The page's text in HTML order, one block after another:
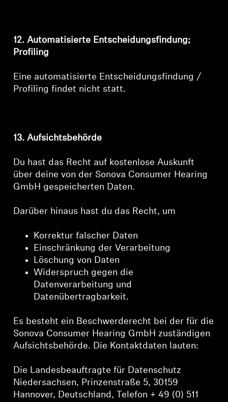
12. Automatisierte Entscheidungsfindung;
Profiling
Eine automatisierte Entscheidungsfindung /
Profiling findet nicht statt.
13. Aufsichtsbehörde
Du hast das Recht auf kostenlose Auskunft
über deine von der Sonova Consumer Hearing
GmbH gespeicherten Daten.
Darüber hinaus hast du das Recht, um
Korrektur falscher Daten
Einschränkung der Verarbeitung
Löschung von Daten
Widerspruch gegen die
Datenverarbeitung und
Datenübertragbarkeit.
Es besteht ein Beschwerderecht bei der für die
Sonova Consumer Hearing GmbH zuständigen
Aufsichtsbehörde. Die Kontaktdaten lauten:
Die Landesbeauftragte für Datenschutz
Niedersachsen, Prinzenstraße 5, 30159
Hannover, Deutschland, Telefon + 49 (0) 511